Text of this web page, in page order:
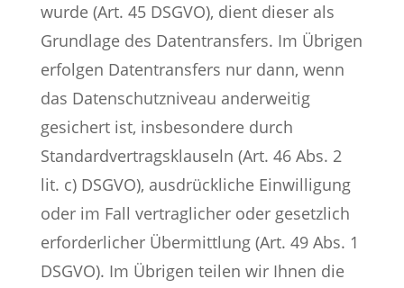
wurde (Art. 45 DSGVO), dient dieser als
Grundlage des Datentransfers. Im Übrigen
erfolgen Datentransfers nur dann, wenn
das Datenschutzniveau anderweitig
gesichert ist, insbesondere durch
Standardvertragsklauseln (Art. 46 Abs. 2
lit. c) DSGVO), ausdrückliche Einwilligung
oder im Fall vertraglicher oder gesetzlich
erforderlicher Übermittlung (Art. 49 Abs. 1
DSGVO). Im Übrigen teilen wir Ihnen die